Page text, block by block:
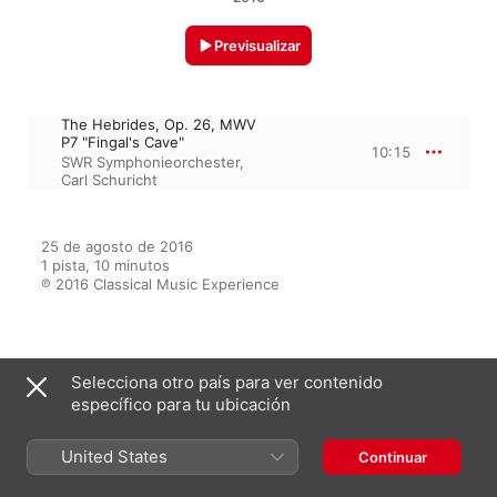
Previsualizar
The Hebrides, Op. 26, MWV
P7 "Fingal's Cave"
SWR Symphonieorchester,
Carl Schuricht
10:15
25 de agosto de 2016
1 pista, 10 minutos
℗ 2016 Classical Music Experience
Classical Music Experience -
Famous Romantic Overtures
Selecciona otro país para ver contenido
específico para tu ubicación
United States Continuar